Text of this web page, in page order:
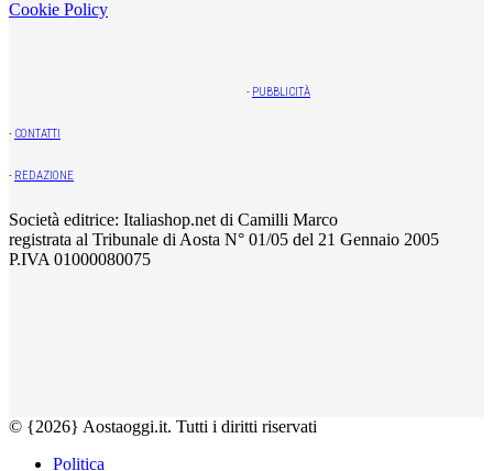
Cookie Policy
- PUBBLICITÀ
- CONTATTI
- REDAZIONE
Società editrice: Italiashop.net di Camilli Marco
registrata al Tribunale di Aosta N° 01/05 del 21 Gennaio 2005
P.IVA 01000080075
© {2026} Aostaoggi.it. Tutti i diritti riservati
Politica